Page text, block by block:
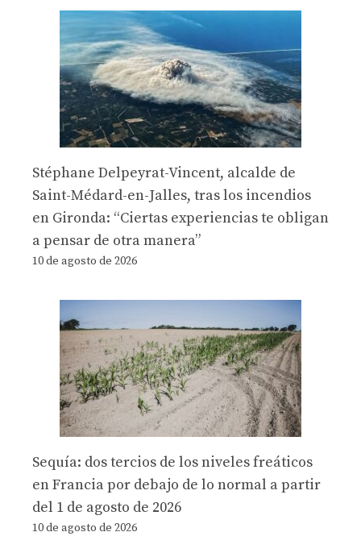
Stéphane Delpeyrat-Vincent, alcalde de
Saint-Médard-en-Jalles, tras los incendios
en Gironda: “Ciertas experiencias te obligan
a pensar de otra manera”
10 de agosto de 2026
Sequía: dos tercios de los niveles freáticos
en Francia por debajo de lo normal a partir
del 1 de agosto de 2026
10 de agosto de 2026